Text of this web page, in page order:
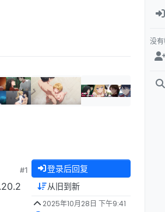
#1 登录后回复
从旧到新
2025年10月28日 下午9:41
没有